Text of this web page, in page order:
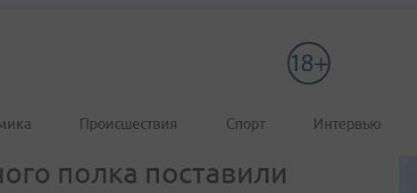
Происшествия Спорт Интервью
полка поставили